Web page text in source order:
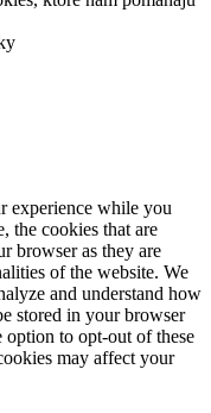
experience while you
the cookies that are
browser as they are
of the website. We
and understand how
stored in your browser
to opt-out of these
may affect your